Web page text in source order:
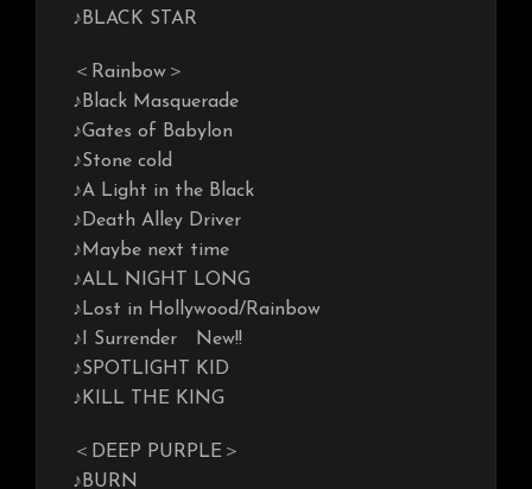
♪BLACK STAR
＜Rainbow＞
♪Black Masquerade
♪Gates of Babylon
♪Stone cold
♪A Light in the Black
♪Death Alley Driver
♪Maybe next time
♪ALL NIGHT LONG
♪Lost in Hollywood/Rainbow
♪I Surrender New!!
♪SPOTLIGHT KID
♪KILL THE KING
＜DEEP PURPLE＞
♪BURN